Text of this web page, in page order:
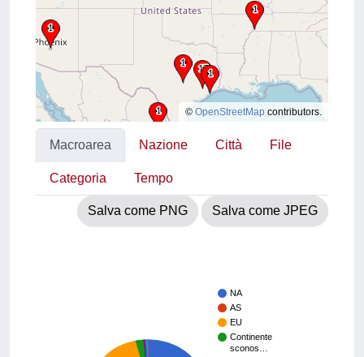
© OpenStreetMap contributors.
Macroarea Nazione Città File
Categoria Tempo
Salva come PNG Salva come JPEG
NA
AS
EU
Continente
sconos…